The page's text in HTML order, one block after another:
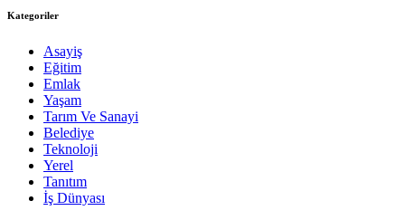
Kategoriler
Asayiş
Eğitim
Emlak
Yaşam
Tarım Ve Sanayi
Belediye
Teknoloji
Yerel
Tanıtım
İş Dünyası